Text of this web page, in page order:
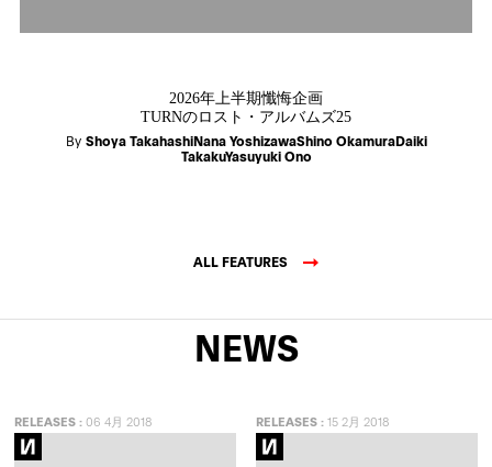
2026年上半期懺悔企画
TURNのロスト・アルバムズ25
By Shoya TakahashiNana YoshizawaShino OkamuraDaiki
TakakuYasuyuki Ono
ALL FEATURES
NEWS
RELEASES : 06 4月 2018 RELEASES:15 2月 2018